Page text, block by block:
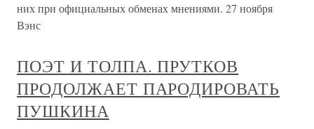
них при официальных обменах мнениями. 27 ноября
Вэнс
ПОЭТ И ТОЛПА. ПРУТКОВ
ПРОДОЛЖАЕТ ПАРОДИРОВАТЬ
ПУШКИНА